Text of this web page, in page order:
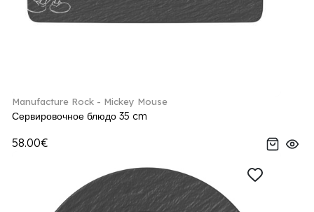
Manufacture Rock - Mickey Mouse
Сервировочное блюдо 35 cm
58.00€